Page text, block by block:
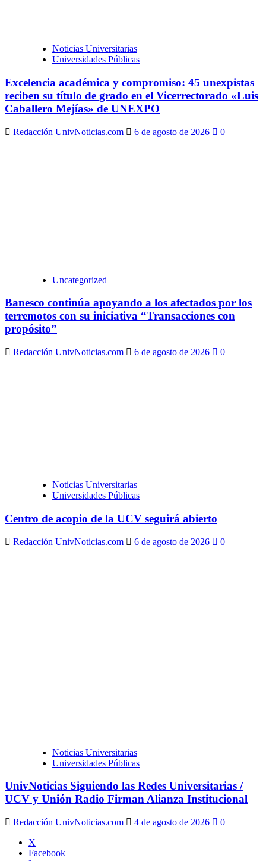
Noticias Universitarias
Universidades Públicas
Excelencia académica y compromiso: 45 unexpistas
reciben su título de grado en el Vicerrectorado «Luis
Caballero Mejías» de UNEXPO
Redacción UnivNoticias.com 6 de agosto de 2026 0
Uncategorized
Banesco continúa apoyando a los afectados por los
terremotos con su iniciativa “Transacciones con
propósito”
Redacción UnivNoticias.com 6 de agosto de 2026 0
Noticias Universitarias
Universidades Públicas
Centro de acopio de la UCV seguirá abierto
Redacción UnivNoticias.com 6 de agosto de 2026 0
Noticias Universitarias
Universidades Públicas
UnivNoticias Siguiendo las Redes Universitarias /
UCV y Unión Radio Firman Alianza Institucional
Redacción UnivNoticias.com 4 de agosto de 2026
0
X
Facebook